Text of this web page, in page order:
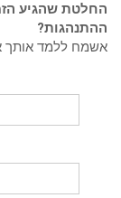
החלטת שהגיע
ההתנהגות?
אשמח ללמד אותך